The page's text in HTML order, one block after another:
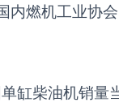
内燃机工业协
缸柴油机销量